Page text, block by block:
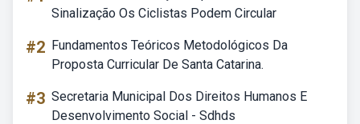
Sinalização Os Ciclistas Podem Circular
#2 Fundamentos Teóricos Metodológicos Da
Proposta Curricular De Santa Catarina.
#3 Secretaria Municipal Dos Direitos Humanos E
Desenvolvimento Social - Sdhds